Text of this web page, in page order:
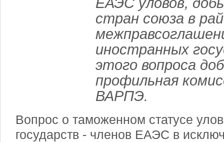
стран союза в
иностранных
этого вопроса
профильная
ВАРПЭ.
Вопрос о таможенном статусе
государств - членов ЕАЭС в